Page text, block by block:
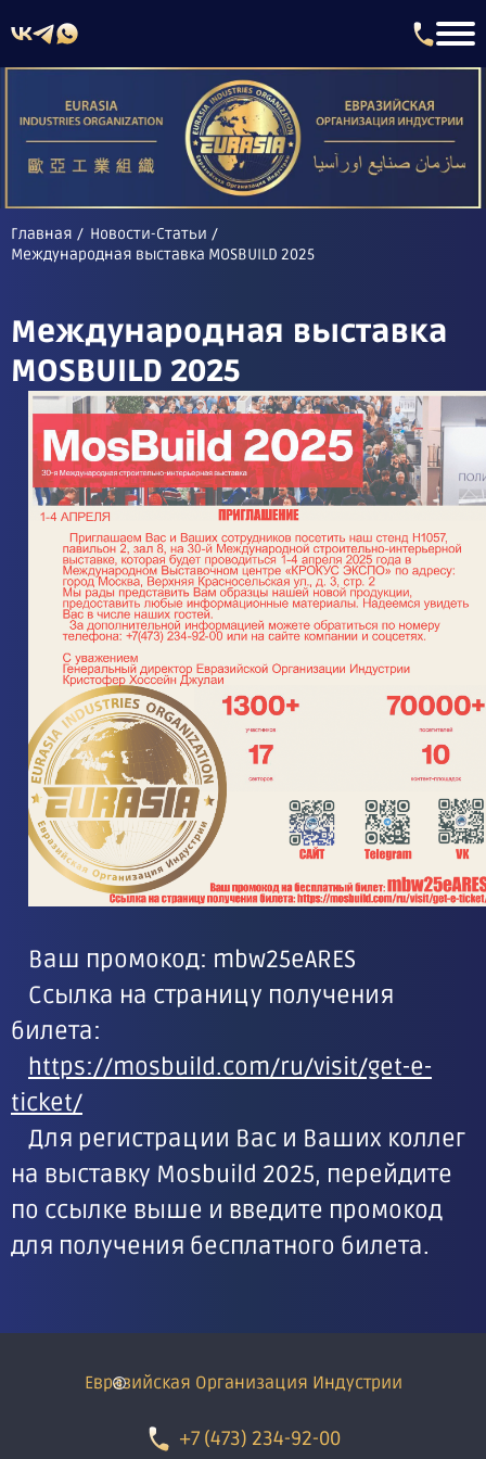
Главная
Новости-Статьи
Международная выставка MOSBUILD 2025
Международная выставка
MOSBUILD 2025
Ваш промокод: mbw25eARES
Ссылка на страницу получения
билета:
https://mosbuild.com/ru/visit/get-e-
ticket/
Для регистрации Вас и Ваших коллег
на выставку Mosbuild 2025, перейдите
по ссылке выше и введите промокод
для получения бесплатного билета.
Евразийская Организация Индустрии
+7 (473) 234-92-00